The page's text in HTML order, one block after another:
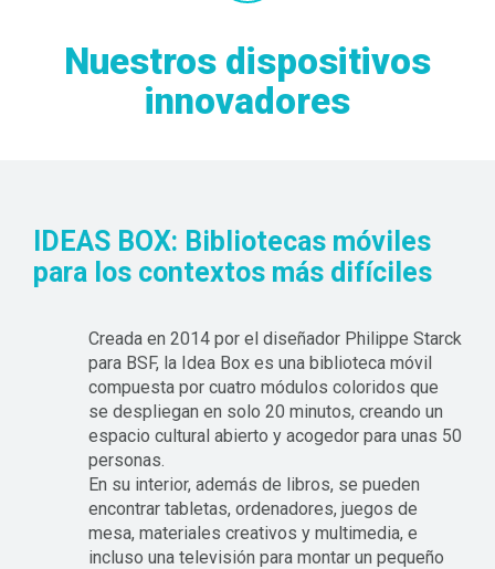
Nuestros dispositivos
innovadores
IDEAS BOX: Bibliotecas móviles
para los contextos más difíciles
Creada en 2014 por el diseñador Philippe Starck
para BSF, la Idea Box es una biblioteca móvil
compuesta por cuatro módulos coloridos que
se despliegan en solo 20 minutos, creando un
espacio cultural abierto y acogedor para unas 50
personas.
En su interior, además de libros, se pueden
encontrar tabletas, ordenadores, juegos de
mesa, materiales creativos y multimedia, e
incluso una televisión para montar un pequeño